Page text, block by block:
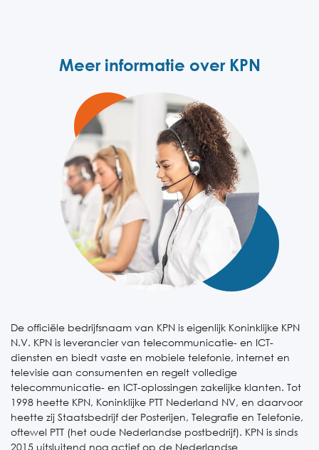
Meer informatie over KPN
De officiële bedrijfsnaam van KPN is eigenlijk Koninklijke KPN
N.V. KPN is leverancier van telecommunicatie- en ICT-
diensten en biedt vaste en mobiele telefonie, internet en
televisie aan consumenten en regelt volledige
telecommunicatie- en ICT-oplossingen zakelijke klanten. Tot
1998 heette KPN, Koninklijke PTT Nederland NV, en daarvoor
heette zij Staatsbedrijf der Posterijen, Telegrafie en Telefonie,
oftewel PTT (het oude Nederlandse postbedrijf). KPN is sinds
2015 uitsluitend nog actief op de Nederlandse